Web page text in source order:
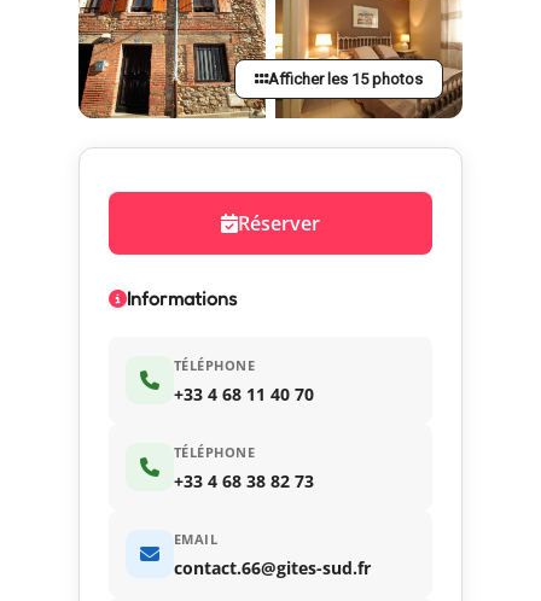
Afficher les 15 photos
Réserver
Informations
TÉLÉPHONE
+33 4 68 11 40 70
TÉLÉPHONE
+33 4 68 38 82 73
EMAIL
contact.66@gites-sud.fr